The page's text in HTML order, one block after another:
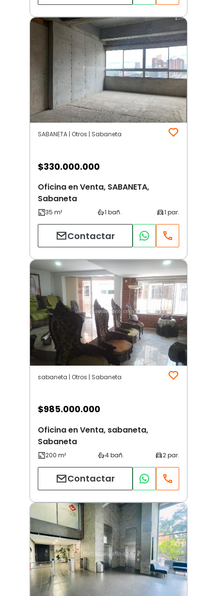
SABANETA | Otros | Sabaneta
$330.000.000
Oficina en Venta, SABANETA,
Sabaneta
Contactar
sabaneta | Otros | Sabaneta
$985.000.000
Oficina en Venta, sabaneta,
Sabaneta
Contactar